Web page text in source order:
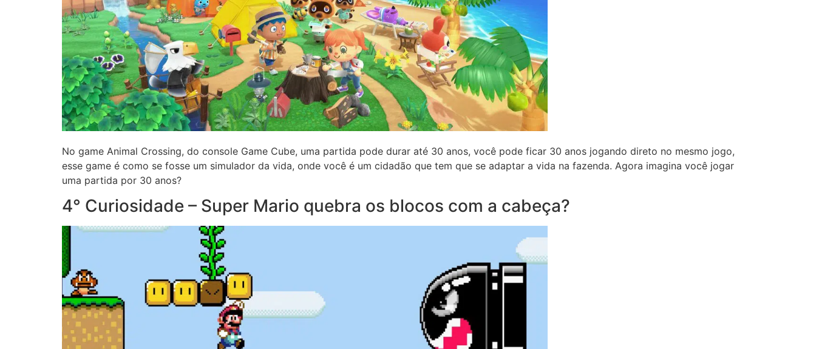
No game Animal Crossing, do console Game Cube, uma partida pode durar até 30 anos, você pode ficar 30 anos jogando direto no mesmo jogo,
esse game é como se fosse um simulador da vida, onde você é um cidadão que tem que se adaptar a vida na fazenda. Agora imagina você jogar
uma partida por 30 anos?
4° Curiosidade – Super Mario quebra os blocos com a cabeça?